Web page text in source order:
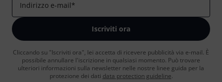
Indirizzo e-mail*
Iscriviti ora
Cliccando su "Iscriviti ora", lei accetta di ricevere pubblicità via e-mail. È
possibile annullare l'iscrizione in qualsiasi momento. Può trovare
ulteriori informazioni sulla newsletter nelle nostre linee guida per la
protezione dei dati data protection guideline.